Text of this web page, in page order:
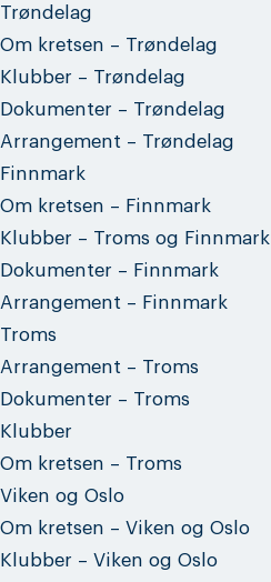
Trøndelag
Om kretsen – Trøndelag
Klubber – Trøndelag
Dokumenter – Trøndelag
Arrangement – Trøndelag
Finnmark
Om kretsen – Finnmark
Klubber – Troms og Finnmark
Dokumenter – Finnmark
Arrangement – Finnmark
Troms
Arrangement – Troms
Dokumenter – Troms
Klubber
Om kretsen – Troms
Viken og Oslo
Om kretsen – Viken og Oslo
Klubber – Viken og Oslo